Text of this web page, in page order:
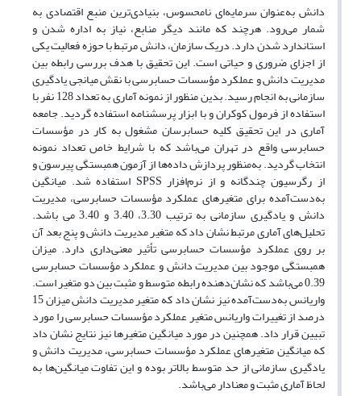
دانش به‌عنوان سرمایه‌ای نامحسوس، بنیادی‌ترین منبع اقتصادی به
شمار می‌رود. هرچند که مانند دیگر منابع، نیاز به اداره شدن و
استاندارد شدن دارد. دریک سازمان، دانش مرتبط با حوزه فعالیت یکی
از اجزای ضروری و حیاتی است. این تحقیق با هدف بررسی رابطه بین
مدیریت دانش و عملکرد مؤسسات حسابرسی با نقش میانجی یادگیری
سازمانی به انجام رسید. بدین منظور از نمونه آماری به تعداد 128 نفر با
استفاده از فرمول کوکران و با ابزار پرسشنامه استفاده گردید. جامعه
آماری در این تحقیق کلیه حسابرسان مشغول به کار در مؤسسات
حسابرسی واقع در تهران می‌باشد که با شرایط خاص تعداد نمونه
انتخاب گردید. به‌منظور پردازش داده‌ها از آزمون همبستگی پیرسون و
از رگرسیون چندگانه و از نرم‌افزار SPSS استفاده شد. میانگین
به‌دست‌آمده برای متغیرهای عملکرد مؤسسات حسابرسی، مدیریت
دانش و یادگیری سازمانی به ترتیب 3.30، 3.40 و 3.40 می باشد.
تحلیل‌های آماری مرتبط نشان داد که متغیر مدیریت دانش و پنج بعد آن
بر روی عملکرد مؤسسات حسابرسی تأثیر معنی‌داری دارد. میزان
همبستگی موجود بین مدیریت دانش و عملکرد مؤسسات حسابرسی
0.39 می‌باشد که نشان‌دهنده رابطه متوسط و مثبت بین دو متغیر است.
واریانس به‌دست‌آمده نیز نشان داد که متغیر مدیریت دانش میزان 15
درصد از تغییرات واریانس متغیر عملکرد مؤسسات حسابرسی را مورد
تبیین قرار داد. همچنین در مورد میانگین متغیرها نیز نتایج نشان داد
که میانگین متغیرهای عملکرد مؤسسات حسابرسی، مدیریت دانش و
یادگیری سازمانی از حد متوسط بالاتر بوده و این تفاوت میانگین‌ها به
لحاظ آماری مثبت و معنادار می‌باشد.